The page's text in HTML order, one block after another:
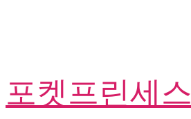
포켓프린세스